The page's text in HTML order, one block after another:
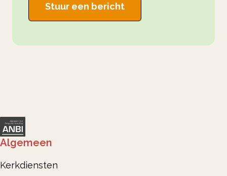
Stuur een bericht
Algemeen
Kerkdiensten